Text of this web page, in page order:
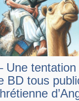
Une
BD tous